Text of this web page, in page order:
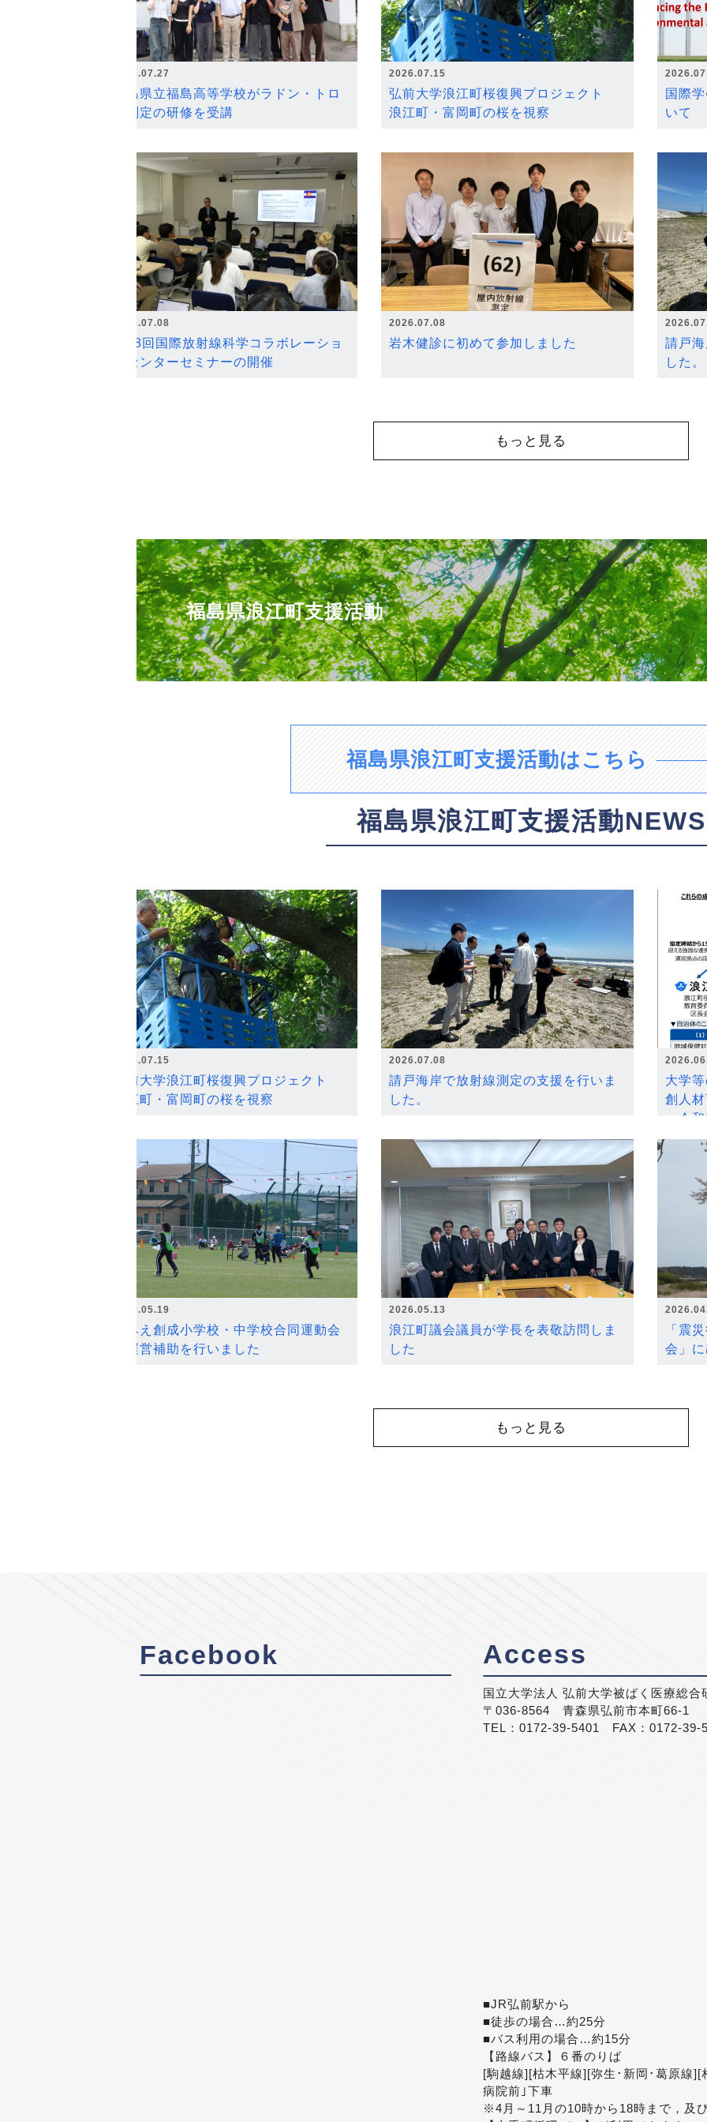
2026.07.27
福島県立福島高等学校がラドン・トロ
ン測定の研修を受講
2026.07.15
弘前大学浪江町桜復興プロジェクト
浪江町・富岡町の桜を視察
国際
いて
2026.07.08
第18回国際放射線科学コラボレーショ
ンセンターセミナーの開催
2026.07.08
岩木健診に初めて参加しました
請戸
した。
もっと見る
福島県浪江町支援活動
福島県浪江町支援活動はこちら
福島県浪江町支援活動NEWS
2026.07.15
弘前大学浪江町桜復興プロジェクト
浪江町・富岡町の桜を視察
2026.07.08
請戸海岸で放射線測定の支援を行いま
した。
大学
創人
～令
2026.05.19
なみえ創成小学校・中学校合同運動会
の運営補助を行いました
2026.05.13
浪江町議会議員が学長を表敬訪問しま
した
「震
会」
もっと見る
Facebook Access
国立大学法人 弘前大学被ばく医療総合
〒036-8564 青森県弘前市本町66-1
TEL：0172-39-5401 FAX：0172-39-
■JR弘前駅から
■徒歩の場合…約25分
■バス利用の場合…約15分
【路線バス】６番のりば
[駒越線][枯木平線][弥生･新岡･葛原線
病院前｣下車
※4月～11月の10時から18時まで，及